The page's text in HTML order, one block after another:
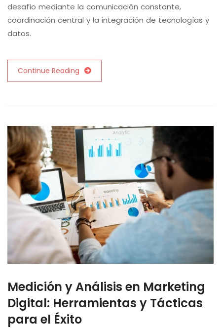
desafío mediante la comunicación constante,
coordinación central y la integración de tecnologías y
datos.
Continue Reading
Medición y Análisis en Marketing
Digital: Herramientas y Tácticas
para el Éxito